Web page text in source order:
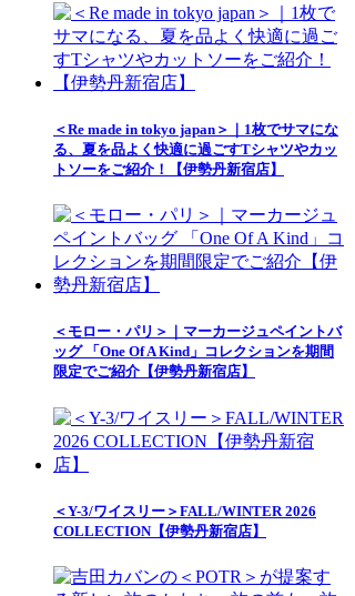
＜Re made in tokyo japan＞｜1枚でサマにな
る、夏を品よく快適に過ごすTシャツやカッ
トソーをご紹介！【伊勢丹新宿店】
＜モロー・パリ＞｜マーカージュペイントバ
ッグ 「One Of A Kind」コレクションを期間
限定でご紹介【伊勢丹新宿店】
＜Y-3/ワイスリー＞FALL/WINTER 2026
COLLECTION【伊勢丹新宿店】